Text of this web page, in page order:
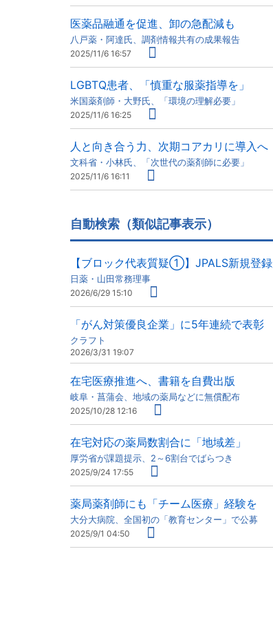
医薬品融通を促進、卸の急配減も
八戸薬・阿達氏、調剤情報共有の成果報告
2025/11/6 16:57
LGBTQ患者、「慎重な服薬指導を」
米国薬剤師・大野氏、「環境の理解必要」
2025/11/6 16:25
人と向き合う力、次期コアカリに導入へ
文科省・小林氏、「次世代の薬剤師に必要」
2025/11/6 16:11
自動検索（類似記事表示）
【ブロック代表質疑①】JPALS新規登
日薬・山田常務理事
2026/6/29 15:10
「がん対策優良企業」に5年連続で表彰
クラフト
2026/3/31 19:07
在宅医療推進へ、書籍を自費出版
岐阜・菖蒲会、地域の薬局などに無償配布
2025/10/28 12:16
在宅対応の薬局数割合に「地域差」
厚労省が課題提示、2～6割台でばらつき
2025/9/24 17:55
薬局薬剤師にも「チーム医療」経験を
大分大病院、全国初の「教育センター」で公募
2025/9/1 04:50